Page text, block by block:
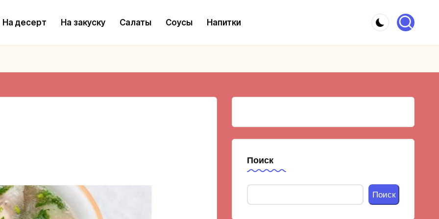
На десерт На закуску Салаты Соусы Напитки
Поиск
Поиск